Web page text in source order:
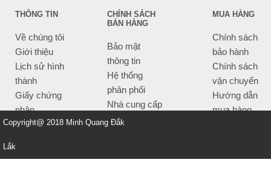
THÔNG TIN
Về chúng tôi
Giới thiệu
Lịch sử hình
thành
Giấy chứng
nhận
CHÍNH SÁCH
BÁN HÀNG
Bảo mật
thông tin
Hệ thống
phân phối
Nhà cung cấp
Tiêu chí bán
MUA HÀNG
Chính sách
bảo hành
Chính sách
vận chuyển
Hướng dẫn
mua hàng
Copyright@ 2018 Minh Quang Đắk
Lắk